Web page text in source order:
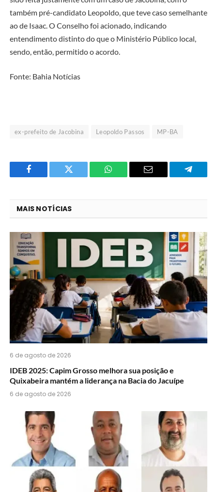
também pré-candidato Leopoldo, que teve caso semelhante
ao de Isaac. O Conselho foi acionado, indicando
entendimento distinto do que o Ministério Público local,
sendo, então, permitido o acordo.
Fonte: Bahia Notícias
ex-prefeito de Jacobina Leopoldo Passos MP-BA
Facebook Twitter
O
do
WhatsApp?
E-
MAIS NOTÍCIAS
6 de agosto de 2026
IDEB 2025: Capim Grosso melhora sua posição e
Quixabeira mantém a liderança na Bacia do Jacuípe
6 de agosto de 2026